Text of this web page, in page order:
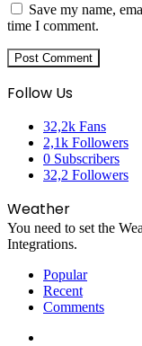
Save my name,
time I comment.
Follow Us
32,2k Fans
2,1k Followers
0 Subscribers
32,2 Followers
Weather
You need to set the
Integrations.
Popular
Recent
Comments